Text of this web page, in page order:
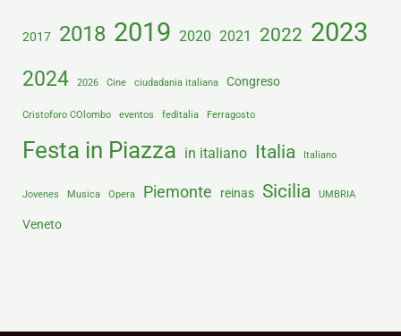
2017 2018 2019 2020 2021 2022 2023
2024 2026 Cine ciudadania italiana Congreso
Cristoforo COlombo eventos feditalia Ferragosto
Festa in Piazza in italiano Italia Italiano
Jovenes Musica Opera Piemonte reinas Sicilia UMBRIA
Veneto